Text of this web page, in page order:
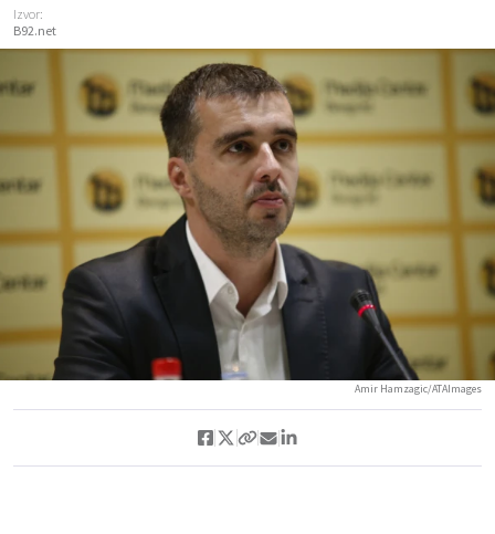
Izvor:
B92.net
Amir Hamzagic/ATAImages